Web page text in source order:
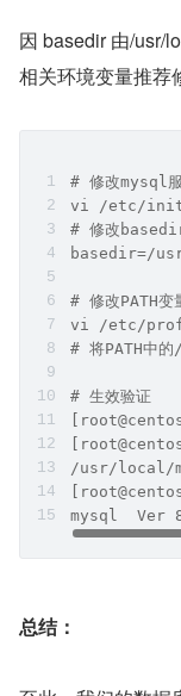
因 basedir 由/usr/
相关环境变量推荐
# 修改mysql
vi /etc/
# 修改
basedir=/
# 修改PATH变
vi /etc/
# 将PATH
# 生效验证
/usr/local/
mysql  Ver
总结：